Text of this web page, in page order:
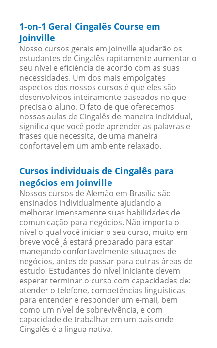
1-on-1 Geral Cingalês Course em
Joinville
Nosso cursos gerais em Joinville ajudarão os
estudantes de Cingalês rapitamente aumentar o
seu nível e eficiência de acordo com as suas
necessidades. Um dos mais empolgates
aspectos dos nossos cursos é que eles são
desenvolvidos inteiramente baseados no que
precisa o aluno. O fato de que oferecemos
nossas aulas de Cingalês de maneira individual,
significa que você pode aprender as palavras e
frases que necessita, de uma maneira
confortavel em um ambiente relaxado.
Cursos individuais de Cingalês para
negócios em Joinville
Nossos cursos de Alemão em Brasília são
ensinados individualmente ajudando a
melhorar imensamente suas habilidades de
comunicação para negócios. Não importa o
nível o qual você iniciar o seu curso, muito em
breve você já estará preparado para estar
manejando confortavelmente situações de
negócios, antes de passar para outras áreas de
estudo. Estudantes do nível iniciante devem
esperar terminar o curso com capacidades de:
atender o telefone, competências linguísticas
para entender e responder um e-mail, bem
como um nível de sobrevivência, e com
capacidade de trabalhar em um país onde
Cingalês é a língua nativa.